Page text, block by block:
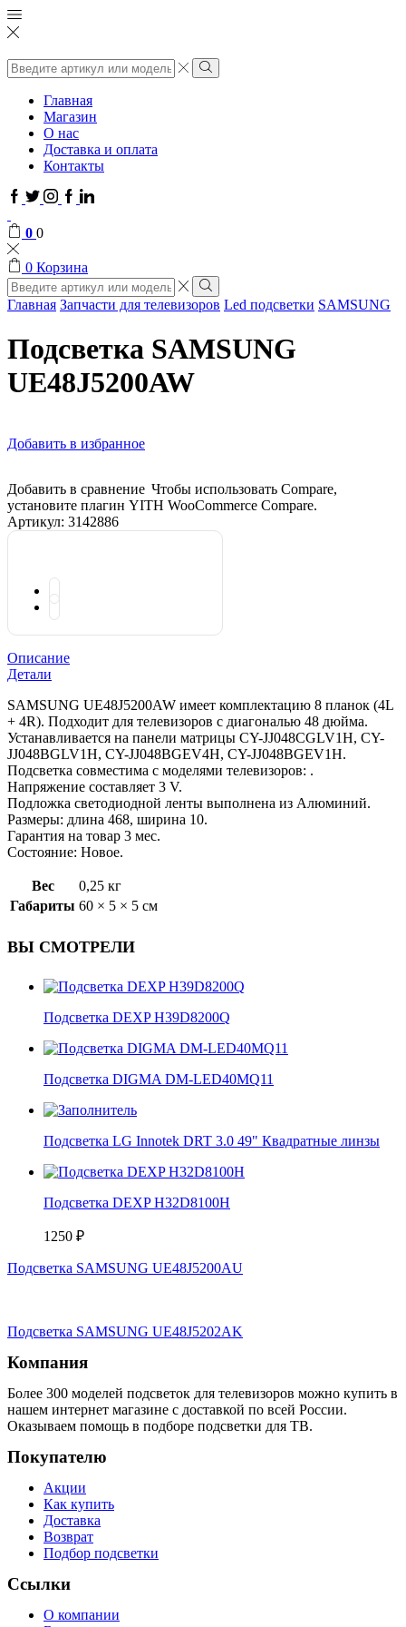
Поиск
ввода
Поиск
Главная
Магазин
О нас
Доставка и оплата
Контакты
Facebook
TwitterInstagram
GoogleLinkedin
0 0
0 Корзина
Поиск
ввода
Поиск
Главная Запчасти для телевизоров Led подсветки SAMSUNG
Подсветка SAMSUNG
UE48J5200AW
Добавить в избранное
Добавить в сравнение Чтобы использовать Compare,
установите плагин YITH WooCommerce Compare.
Артикул: 3142886
Описание
Детали
SAMSUNG UE48J5200AW имеет комплектацию 8 планок (4L
+ 4R). Подходит для телевизоров с диагональю 48 дюйма.
Устанавливается на панели матрицы CY-JJ048CGLV1H, CY-
JJ048BGLV1H, CY-JJ048BGEV4H, CY-JJ048BGEV1H.
Подсветка совместима с моделями телевизоров: .
Напряжение составляет 3 V.
Подложка светодиодной ленты выполнена из Алюминий.
Размеры: длина 468, ширина 10.
Гарантия на товар 3 мес.
Состояние: Новое.
Вес
0,25 кг
Габариты 60 × 5 × 5 см
ВЫ СМОТРЕЛИ
Подсветка DEXP H39D8200Q
Подсветка DIGMA DM-LED40MQ11
Подсветка LG Innotek DRT 3.0 49" Квадратные линзы
Подсветка DEXP H32D8100H
1250 ₽
Подсветка SAMSUNG UE48J5200AU
Подсветка SAMSUNG UE48J5202AK
Компания
Более 300 моделей подсветок для телевизоров можно купить в
нашем интернет магазине с доставкой по всей России.
Оказываем помощь в подборе подсветки для ТВ.
Покупателю
Акции
Как купить
Доставка
Возврат
Подбор подсветки
Ссылки
О компании